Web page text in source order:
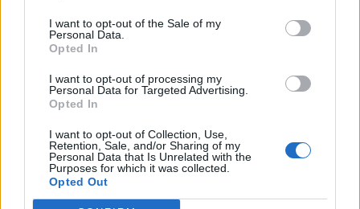
I want to opt-out of the Sale of my
Personal Data.
Opted In
I want to opt-out of processing my
Personal Data for Targeted Advertising.
Opted In
I want to opt-out of Collection, Use,
Retention, Sale, and/or Sharing of my
Personal Data that Is Unrelated with the
Purposes for which it was collected.
Opted Out
Πανηγύρια: Γλέντι, χορός αλλά και προσοχή στις
τροφικές δηλητηριάσεις
ΠΕΡΙΣΣΟΤΕΡΑ
ΣΧΕΤΙΚA AΡΘΡΑ